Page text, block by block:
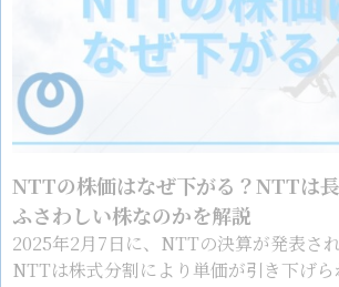
NTTの株価はなぜ下がる？NTTは
ふさわしい株なのかを解説
2025年2月7日に、NTTの決算が発表され
NTTは株式分割により単価が引き下げら